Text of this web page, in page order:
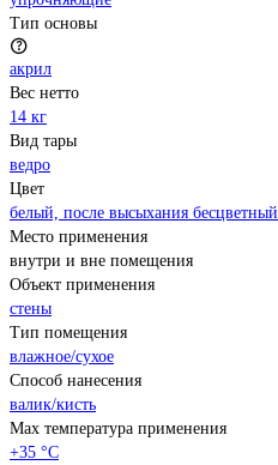
Тип основы
акрил
Вес нетто
14 кг
Вид тары
ведро
Цвет
белый, после высыхания бесцветный
Место применения
внутри и вне помещения
Объект применения
стены
Тип помещения
влажное/сухое
Способ нанесения
валик/кисть
Max температура применения
+35 °С